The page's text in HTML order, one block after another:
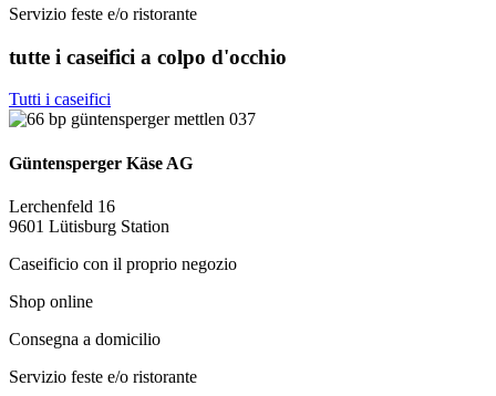
Servizio feste e/o ristorante
tutte i caseifici a colpo d'occhio
Tutti i caseifici
Güntensperger Käse AG
Lerchenfeld 16
9601 Lütisburg Station
Caseificio con il proprio negozio
Shop online
Consegna a domicilio
Servizio feste e/o ristorante